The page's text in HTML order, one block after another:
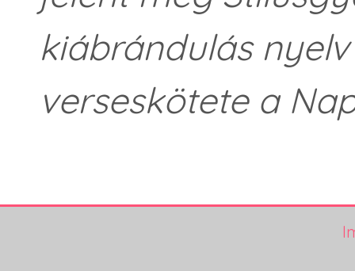
kiábrándulás
verseskötete a